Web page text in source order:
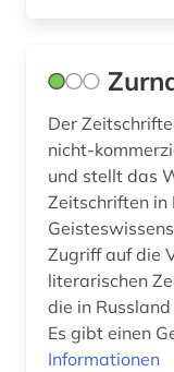
jugend (2)
kafka (1)
kanada (4)
kanjur (2)
kanon (1)
Der
nicht-
und stellt das
Zeitschriften
Zugriff auf die
literarischen
die in
Es gibt einen
Informationen